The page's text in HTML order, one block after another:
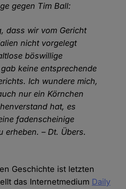
gegen Tim Ball:
dass wir vom Gericht
nicht vorgelegt
böswillige
keine entsprechende
Ich wundere mich,
nur ein Körnchen
hat, es
fadenscheinige
erheben. – Dt. Übers.
Geschichte ist letzten
das Internetmedium Daily